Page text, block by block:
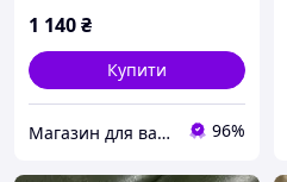
1 140₴
Купити
Магазин для вагітних, годуючих матусь та діток 96%